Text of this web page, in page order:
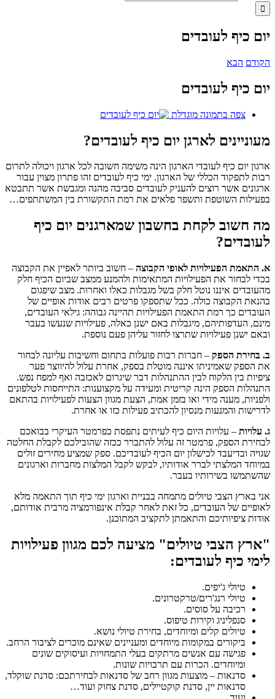
יום כיף לעובדים
הקודם הבא
יום כיף לעובדים
צפה בתמונה מוגדלת
מעוניינים לארגן יום כיף לעובדים?
ארגון יום כיף לעובדי הארגון הינה משימה חשובה לכל ארגון ויכולה לתרום
רבות לתפקוד הכללי של הארגון. ימי כיף לעובדים זהו פתרון מצוין עבור
ארגונים אשר רוצים להעניק לעובדים סביבה מהנה ומגבשת אשר תתבטא
בפעילות השוטפת ותשפר פלאים את רמת התקשורת בין המשתתפים…
מה חשוב לקחת בחשבון שמארגנים יום כיף
לעובדים?
א. התאמת הפעילויות לאופי הקבוצה – חשוב ביותר לאפיין את הקבוצה
בכדי לבחור את הפעילויות המתאימות ולהמנע ממצב שביום הכיף חלק
מהעובדים איננו נוטל חלק בשל מגבלות כאלו ואחרות. מצב שיפגום
בהנאת הקבוצה כולה. ככל שתספקו פרטים רבים אודות אופיים של
העובדים כך רמת התאמת הפעילויות תהיינה גבוהה: גילאי העובדים,
מינם, העדפותיהם, מיגבלות באם ישנן כאלה, פעילויות שנעשו בעבר
ובאם ישנן פעילויות שתרצו לחזור עליהן פעם נוספת.
ב. בחירת הספק – חברות רבות פועלות בתחום וחשיבות עליונה לבחור
את הספק שאמיניתו איננה מוטלת בספק, אחרת עלול להיווצר פער
ציפיות בין הלקוח לבין ההתנהלות דבר שיגרום לאכזבה ואף למפח נפש.
התנהלות הספק הינה קריטית ומעידה על מקצוענות: התייחסות לטלפונים
ולפניות, מענה מידי ואו בזמן אמת, הצעת מגוון הצעות לפעילויות בהתאם
לדרישות והמנעות מנסיון להכתיב פעילות כזו או אחרת.
ג. עלויות – עלויות היום כיף לעיתים נתפסת כפרמטר העיקרי בבואכם
לבחירת הספק, פרמטר זה עלול להתברר ככזה שהובילכם לקבלת החלטה
שגויה ובדיעבד לכישלון יום הכיף לעובדיכם. ספק שמציע מחירים זולים
במיוחד המלצתי לברר אודותיו, לבקש לקבל המלצות מחברות וארגונים
שהשתמשו בשירותיו בעבר.
אני בארץ הצבי טיולים מתמחה בבניית וארגון ימי כיף תוך התאמה מלא
לאופיים של העובדים, כל זאת לאחר קבלת אינפורמציה מרבית אודותם,
אודות ציפיותיכם והתאמתן לתקציב המתוכנן.
"ארץ הצבי טיולים" מציעה לכם מגוון פעילויות
לימי כיף לעובדים:
טיולי ג'יפים.
טיולי רנג'רים/טרקטרונים.
רכיבה על סוסים.
סנפליניג וקירות טיפוס.
טיולים קלים ומיוחדים, בחירת טיולי נושא.
ביקורים במקומות מיוחדים ומעניינים שאינם מוכרים לציבור הרחב.
פגישה עם אנשים מרתקים בעלי התמחויות ועיסוקים שונים
ומיוחדים. הכרות עם תרבויות שונות.
סדנאות – מוצעות מגוון רחב של סדנאות לבחירתכם: סדנת שוקלד,
סדנאות יין, סדנת קוקטיילים, סדנת צחוק ועוד…